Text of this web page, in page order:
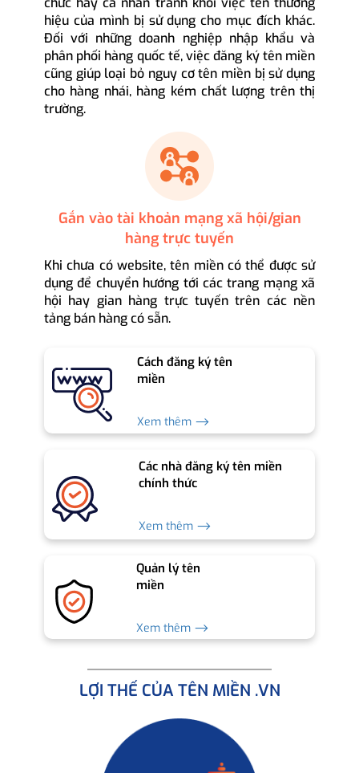
hiệu của mình bị sử dụng cho mục đích khác.
Đối với những doanh nghiệp nhập khẩu và
phân phối hàng quốc tế, việc đăng ký tên miền
cũng giúp loại bỏ nguy cơ tên miền bị sử dụng
cho hàng nhái, hàng kém chất lượng trên thị
trường.
Gắn vào tài khoản mạng xã hội/gian
hàng trực tuyến
Khi chưa có website, tên miền có thể được sử
dụng để chuyển hướng tới các trang mạng xã
hội hay gian hàng trực tuyến trên các nền
tảng bán hàng có sẵn.
Cách đăng ký tên
miền
Xem thêm ⟶
Các nhà đăng ký tên miền
chính thức
Xem thêm ⟶
Quản lý tên
miền
Xem thêm ⟶
LỢI THẾ CỦA TÊN MIỀN .VN